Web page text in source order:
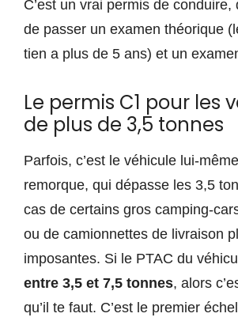
C’est un vrai permis de conduire,
de passer un examen théorique
tien a plus de 5 ans) et un
Le permis C1 pour les
de plus de 3,5 tonnes
Parfois, c’est le véhicule lui-
remorque, qui dépasse les 3,5
cas de certains gros camping-
ou de camionnettes de livraison
imposantes. Si le PTAC du
entre 3,5 et 7,5 tonnes, alors
qu’il te faut. C’est le premier